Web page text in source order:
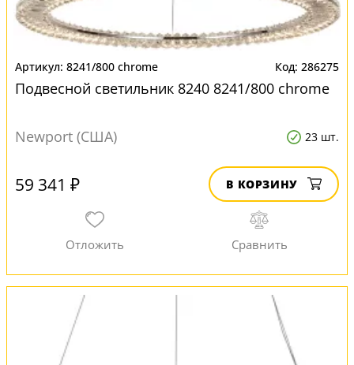
8241/800 chrome 286275
Подвесной светильник 8240 8241/800 chrome
Newport (США) 23 шт.
59 341 ₽ В КОРЗИНУ